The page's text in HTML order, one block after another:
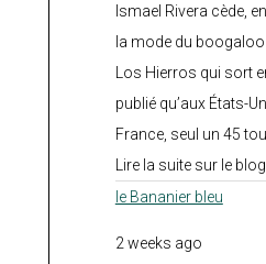
Ismael Rivera cède,
la mode du
Los Hierros qui sort
publié qu’aux États-
France, seul un 45
Lire la suite sur le
le Bananier bleu
2 weeks ago